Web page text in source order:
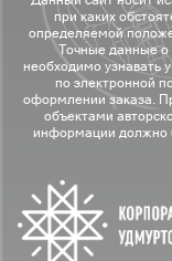
при каких
определяемой
Точные данные о
необходимо узнавать
по электронной
оформлении заказа.
объектами
информации должно